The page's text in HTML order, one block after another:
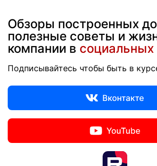
Обзоры построенных
полезные советы и
компании в социальных
Подписывайтесь чтобы быть в